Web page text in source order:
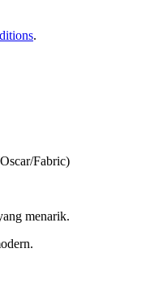
.
Fabric)
menarik.